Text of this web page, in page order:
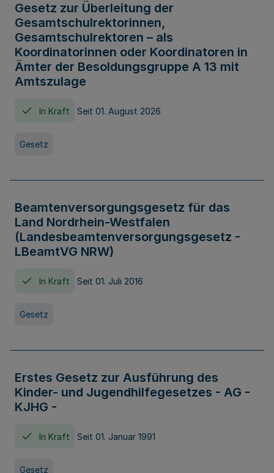
Gesetz zur Überleitung der
Gesamtschulrektorinnen,
Gesamtschulrektoren – als
Koordinatorinnen oder Koordinatoren in
Ämter der Besoldungsgruppe A 13 mit
Amtszulage
In Kraft Seit 01. August 2026
Gesetz
Beamtenversorgungsgesetz für das
Land Nordrhein-Westfalen
(Landesbeamtenversorgungsgesetz -
LBeamtVG NRW)
In Kraft Seit 01. Juli 2016
Gesetz
Erstes Gesetz zur Ausführung des
Kinder- und Jugendhilfegesetzes - AG -
KJHG -
In Kraft Seit 01. Januar 1991
Gesetz